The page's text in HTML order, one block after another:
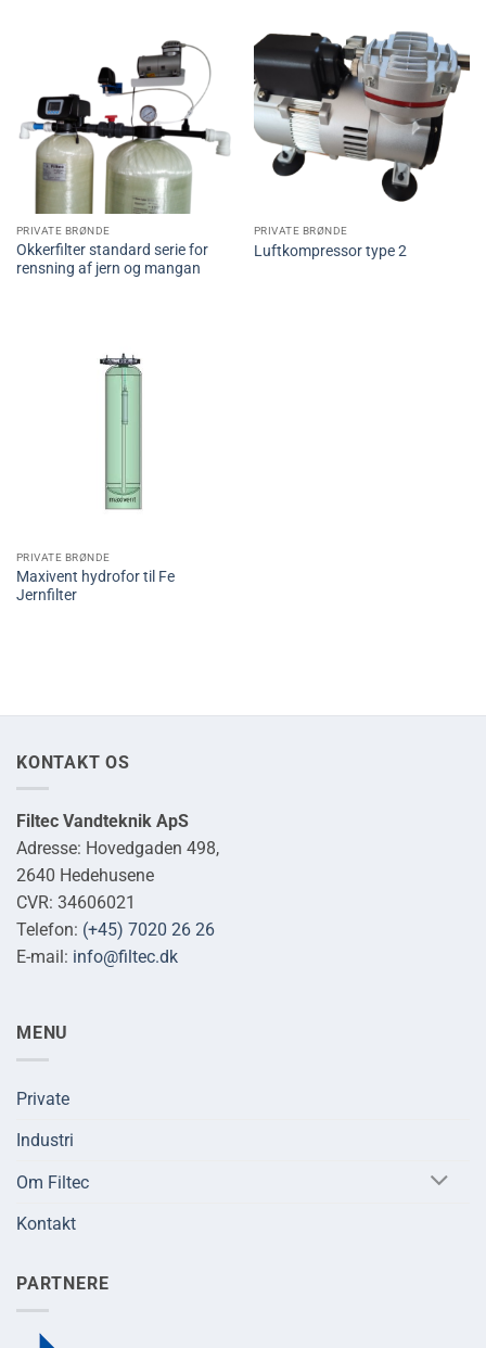
PRIVATE BRØNDE
Okkerfilter standard serie for
rensning af jern og mangan
PRIVATE BRØNDE
Luftkompressor type 2
PRIVATE BRØNDE
Maxivent hydrofor til Fe
Jernfilter
KONTAKT OS
Filtec Vandteknik ApS
Adresse: Hovedgaden 498,
2640 Hedehusene
CVR: 34606021
Telefon: (+45) 7020 26 26
E-mail: info@filtec.dk
MENU
Private
Industri
Om Filtec
Kontakt
PARTNERE